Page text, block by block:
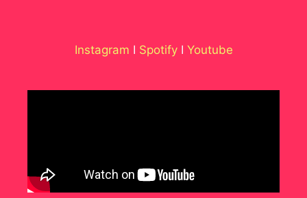
Instagram I SpotifyI Youtube